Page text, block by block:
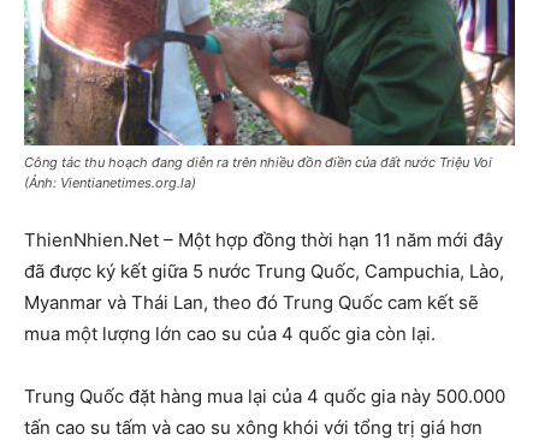
Công tác thu hoạch đang diễn ra trên nhiều đồn điền của đất nước Triệu Voi
(Ảnh: Vientianetimes.org.la)
ThienNhien.Net – Một hợp đồng thời hạn 11 năm mới đây
đã được ký kết giữa 5 nước Trung Quốc, Campuchia, Lào,
Myanmar và Thái Lan, theo đó Trung Quốc cam kết sẽ
mua một lượng lớn cao su của 4 quốc gia còn lại.
Trung Quốc đặt hàng mua lại của 4 quốc gia này 500.000
tấn cao su tấm và cao su xông khói với tổng trị giá hơn